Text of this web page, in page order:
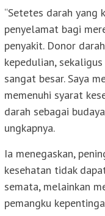
“Setetes darah yang
penyelamat bagi
penyakit. Donor
kepedulian,
sangat besar. Saya
memenuhi syarat
darah sebagai
ungkapnya.
Ia menegaskan,
kesehatan tidak
semata, melainkan
pemangku